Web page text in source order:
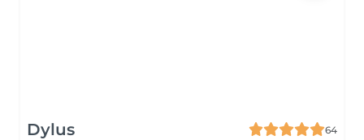
Dylus
64